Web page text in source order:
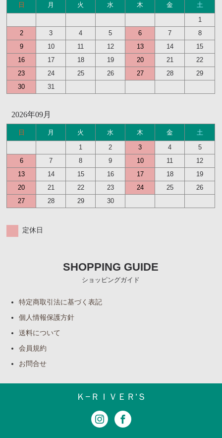
日 月 火 水 木 金
土
1
2
3 4 5 6 7
8
9
10 11 12 13 14
15
16
17 18 19 20 21
22
23
24 25 26 27 28
29
30
31
2026年09月
日 月 火 水 木 金
土
1
2 3 4
5
6
7 8 9 10 11
12
13
14 15 16 17 18
19
20
21 22 23 24 25
26
27
28 29 30
定休日
SHOPPING GUIDE
ショッピングガイド
特定商取引法に基づく表記
個人情報保護方針
送料について
会員規約
お問合せ
Ｋ−ＲＩＶＥＲ’Ｓ